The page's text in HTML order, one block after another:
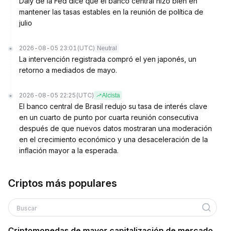
mantener las tasas estables en la reunión de política de
julio
2026-08-05 23:01 (UTC) Neutral
La intervención registrada compró el yen japonés, un
retorno a mediados de mayo.
2026-08-05 22:25 (UTC) Alcista
El banco central de Brasil redujo su tasa de interés clave
en un cuarto de punto por cuarta reunión consecutiva
después de que nuevos datos mostraran una moderación
en el crecimiento económico y una desaceleración de la
inflación mayor a la esperada.
Criptos más populares
Buscar